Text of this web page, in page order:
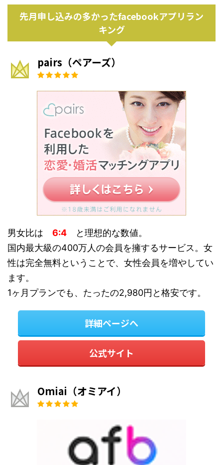
先月申し込みの多かったfacebookアプリラン
キング
pairs（ペアーズ）
男女比は 6:4 と理想的な数値。
国内最大級の400万人の会員を擁するサービス。女
性は完全無料ということで、女性会員を増やしてい
ます。
1ヶ月プランでも、たったの2,980円と格安です。
詳細ページへ
公式サイト
Omiai（オミアイ）